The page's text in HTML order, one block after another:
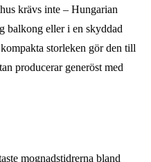
krävs inte – Hungarian
balkong eller i en skyddad
storleken gör den till
producerar generöst med
mognadstidrerna bland